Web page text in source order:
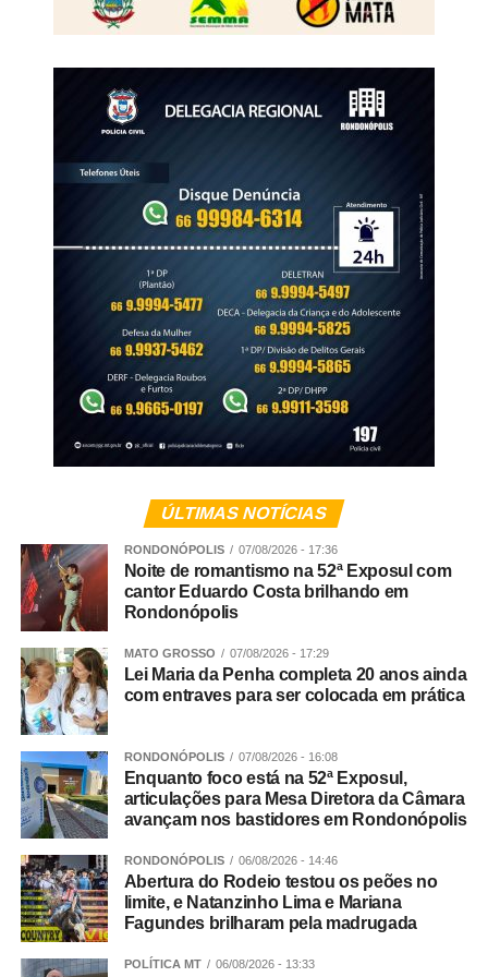
colocar a lei em prática. Somos referência para outros
mulheres, mas, mesmo assim, ocupamos esse triste
ranking. Então, não, eu não comemoro essa descida para
mas sim nos preocupar. Até o início de agosto já
registramos 27 feminicídios em Mato Grosso. Ter o nosso
estado ocupando primeiro, segundo e terceiro lugar
nesse ranking é muito triste e nos mostra o quanto nós
vivemos num estado patriarcal. Esse ranking mostra que
as nossas mulheres não são bem tratadas em Mato
Grosso. Ele nos mostra que ainda vivemos o
patriarcalismo, o machismo exacerbado, que somos um
estado machista, homofóbico, transfóbico e que não tem
respeitado os segmentos de pessoas em situação de
vulnerabilidade.
Secretaria de Educação reforça
estadual de ensino
Você disse que somos o estado que melhor aplica a lei
Maria da Penha, mas mesmo assim estamos nesse
ranking de onde mais morrem mulheres. Como explicar
esse paradoxo?
Rosana Leite – Eu explico da seguinte forma: apenas o
Sistema de Justiça não é capaz de resolver tudo. Não é
possível resolver todo esse problema apenas com a
aplicação da lei. Por isso que eu sempre defendo que o
aumento de pena jamais vai resolver a situação. Nós
vivemos em um país que não socializa e não
ressocializa. A ressocialização das pessoas é quase
impossível. Um dia cumprindo pena em uma cadeia do
Brasil é horrível. Nós precisamos trabalhar a prevenção.
ÚLTIMAS NOTÍCIAS
RONDONÓPOLIS 07/08/2026 - 17:36
Noite de romantismo na 52ª Exposul com
cantor Eduardo Costa brilhando em
Rondonópolis
MATO GROSSO 07/08/2026 - 17:29
Lei Maria da Penha completa 20 anos ainda
com entraves para ser colocada em prática
RONDONÓPOLIS 07/08/2026 - 16:08
Enquanto foco está na 52ª Exposul,
articulações para Mesa Diretora da Câmara
avançam nos bastidores em Rondonópolis
RONDONÓPOLIS 06/08/2026 - 14:46
Abertura do Rodeio testou os peões no
limite, e Natanzinho Lima e Mariana
Fagundes brilharam pela madrugada
POLÍTICA MT 06/08/2026 - 13:33